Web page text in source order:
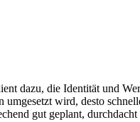
dazu, die Identität und
wird, desto
gut geplant,